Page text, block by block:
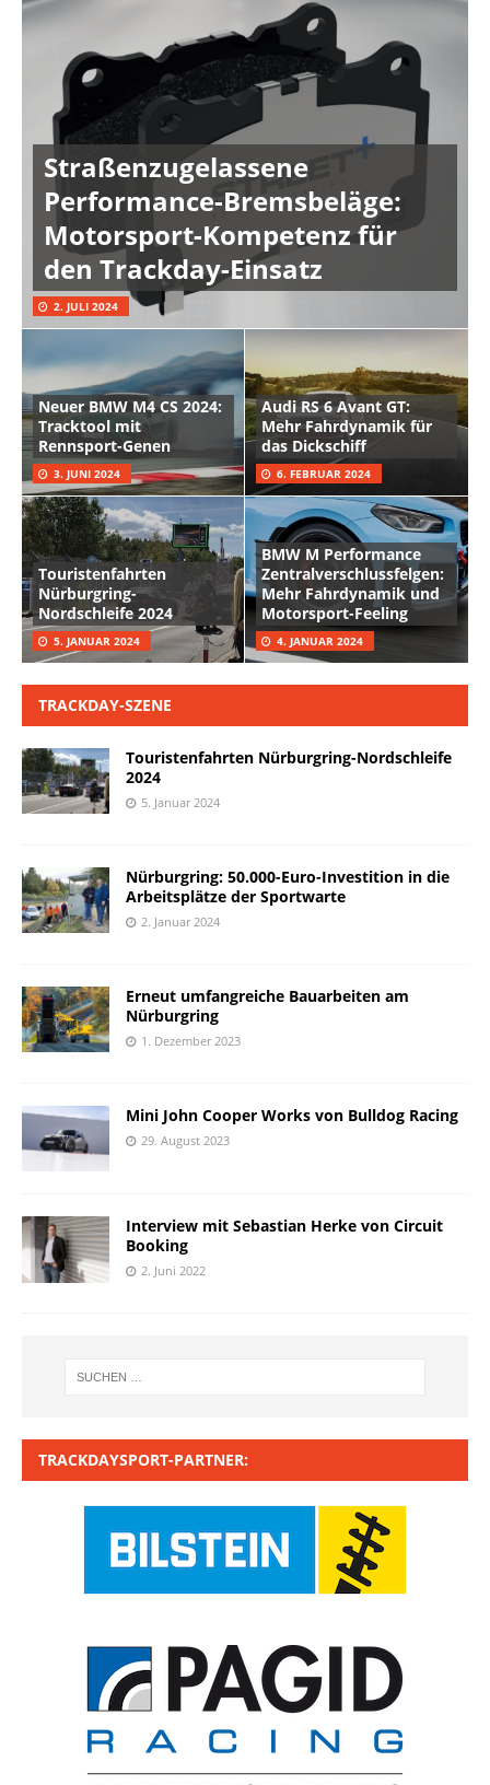
Straßenzugelassene
Performance-Bremsbeläge:
Motorsport-Kompetenz für
den Trackday-Einsatz
2. JULI 2024
Neuer BMW M4 CS 2024:
Tracktool mit
Rennsport-Genen
3. JUNI 2024
Audi RS 6 Avant GT:
Mehr Fahrdynamik für
das Dickschiff
6. FEBRUAR 2024
Touristenfahrten
Nürburgring-
Nordschleife 2024
5. JANUAR 2024
BMW M Performance
Zentralverschlussfelgen:
Mehr Fahrdynamik und
Motorsport-Feeling
4. JANUAR 2024
TRACKDAY-SZENE
Touristenfahrten Nürburgring-Nordschleife
2024
5. Januar 2024
Nürburgring: 50.000-Euro-Investition in die
Arbeitsplätze der Sportwarte
2. Januar 2024
Erneut umfangreiche Bauarbeiten am
Nürburgring
1. Dezember 2023
Mini John Cooper Works von Bulldog Racing
29. August 2023
Interview mit Sebastian Herke von Circuit
Booking
2. Juni 2022
TRACKDAYSPORT-PARTNER: